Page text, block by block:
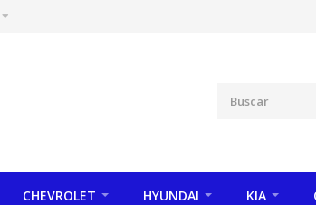
CHEVROLET HYUNDAI KIA